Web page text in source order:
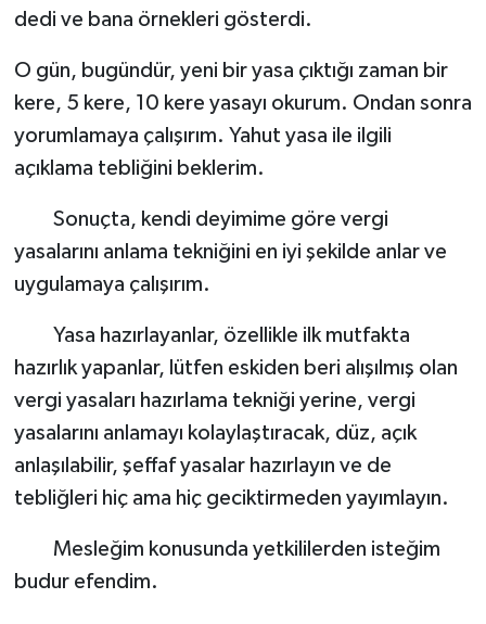
dedi ve bana örnekleri gösterdi.
O gün, bugündür, yeni bir yasa çıktığı zaman bir
kere, 5 kere, 10 kere yasayı okurum. Ondan sonra
yorumlamaya çalışırım. Yahut yasa ile ilgili
açıklama tebliğini beklerim.
Sonuçta, kendi deyimime göre vergi
yasalarını anlama tekniğini en iyi şekilde anlar ve
uygulamaya çalışırım.
Yasa hazırlayanlar, özellikle ilk mutfakta
hazırlık yapanlar, lütfen eskiden beri alışılmış olan
vergi yasaları hazırlama tekniği yerine, vergi
yasalarını anlamayı kolaylaştıracak, düz, açık
anlaşılabilir, şeffaf yasalar hazırlayın ve de
tebliğleri hiç ama hiç geciktirmeden yayımlayın.
Mesleğim konusunda yetkililerden isteğim
budur efendim.